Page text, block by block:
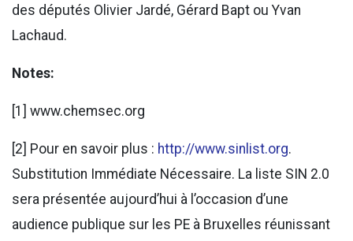
des députés Olivier Jardé, Gérard Bapt ou Yvan
Lachaud.
Notes:
[1] www.chemsec.org
[2] Pour en savoir plus : http://www.sinlist.org.
Substitution Immédiate Nécessaire. La liste SIN 2.0
sera présentée aujourd’hui à l’occasion d’une
audience publique sur les PE à Bruxelles réunissant